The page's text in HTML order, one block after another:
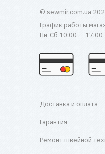
© sewmir.com.ua
График работы
Пн-Сб 10:00 — 17:00
Доставка и оплата
Гарантия
Ремонт швейной